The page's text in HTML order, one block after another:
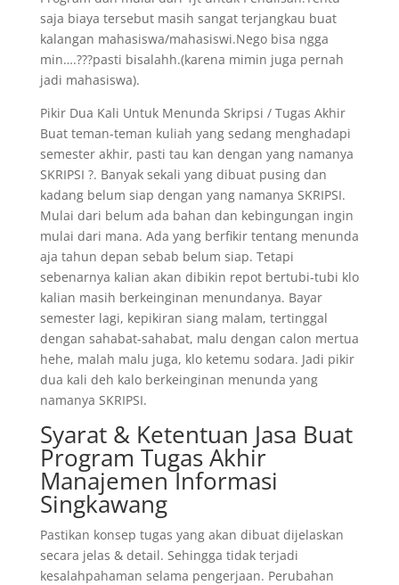
saja biaya tersebut masih sangat terjangkau buat
kalangan mahasiswa/mahasiswi.Nego bisa ngga
min….???pasti bisalahh.(karena mimin juga pernah
jadi mahasiswa).
Pikir Dua Kali Untuk Menunda Skripsi / Tugas Akhir
Buat teman-teman kuliah yang sedang menghadapi
semester akhir, pasti tau kan dengan yang namanya
SKRIPSI ?. Banyak sekali yang dibuat pusing dan
kadang belum siap dengan yang namanya SKRIPSI.
Mulai dari belum ada bahan dan kebingungan ingin
mulai dari mana. Ada yang berfikir tentang menunda
aja tahun depan sebab belum siap. Tetapi
sebenarnya kalian akan dibikin repot bertubi-tubi klo
kalian masih berkeinginan menundanya. Bayar
semester lagi, kepikiran siang malam, tertinggal
dengan sahabat-sahabat, malu dengan calon mertua
hehe, malah malu juga, klo ketemu sodara. Jadi pikir
dua kali deh kalo berkeinginan menunda yang
namanya SKRIPSI.
Syarat & Ketentuan Jasa Buat
Program Tugas Akhir
Manajemen Informasi
Singkawang
Pastikan konsep tugas yang akan dibuat dijelaskan
secara jelas & detail. Sehingga tidak terjadi
kesalahpahaman selama pengerjaan. Perubahan